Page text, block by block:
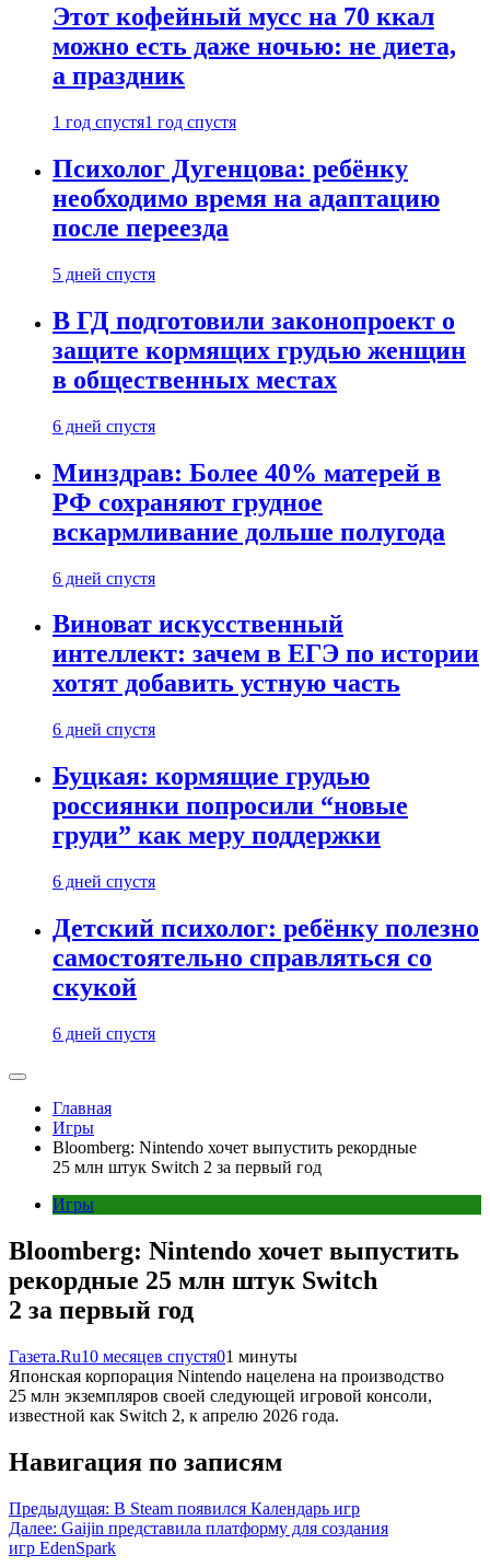
Этот кофейный мусс на 70 ккал
можно есть даже ночью: не диета,
а праздник
1 год спустя1 год спустя
Психолог Дугенцова: ребёнку
необходимо время на адаптацию
после переезда
5 дней спустя
В ГД подготовили законопроект о
защите кормящих грудью женщин
в общественных местах
6 дней спустя
Минздрав: Более 40% матерей в
РФ сохраняют грудное
вскармливание дольше полугода
6 дней спустя
Виноват искусственный
интеллект: зачем в ЕГЭ по истории
хотят добавить устную часть
6 дней спустя
Буцкая: кормящие грудью
россиянки попросили “новые
груди” как меру поддержки
6 дней спустя
Детский психолог: ребёнку полезно
самостоятельно справляться со
скукой
6 дней спустя
Главная
Игры
Bloomberg: Nintendo хочет выпустить рекордные
25 млн штук Switch 2 за первый год
Игры
Bloomberg: Nintendo хочет выпустить
рекордные 25 млн штук Switch
2 за первый год
Газета.Ru10 месяцев спустя01 минуты
Японская корпорация Nintendo нацелена на производство
25 млн экземпляров своей следующей игровой консоли,
известной как Switch 2, к апрелю 2026 года.
Навигация по записям
Предыдущая: В Steam появился Календарь игр
Далее: Gaijin представила платформу для создания
игр EdenSpark